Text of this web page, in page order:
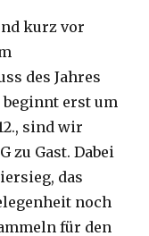
kurz vor
des Jahres
beginnt erst um
sind wir
zu Gast. Dabei
das
noch
für den